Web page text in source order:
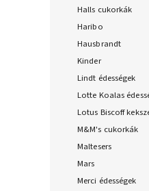
Halls cukorkák
Haribo
Hausbrandt
Kinder
Lindt édességek
Lotte Koalas
Lotus Biscoff
M&M's cukorkák
Maltesers
Mars
Merci édességek